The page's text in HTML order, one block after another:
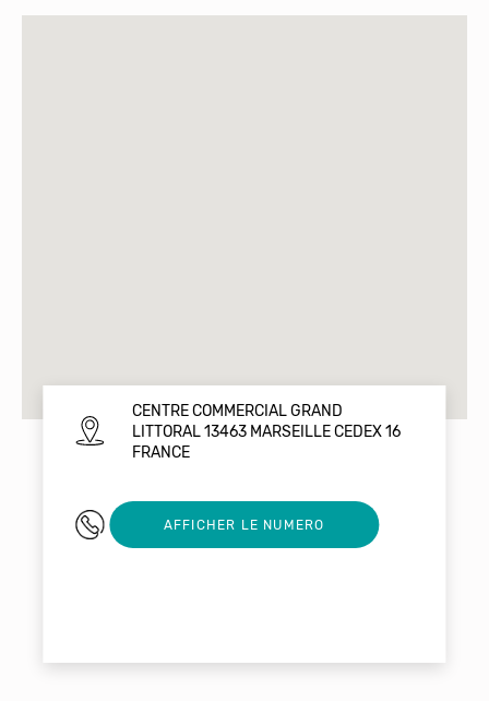
CENTRE COMMERCIAL GRAND
LITTORAL 13463 MARSEILLE CEDEX 16
FRANCE
04 91 03 92 07
AFFICHER LE NUMERO